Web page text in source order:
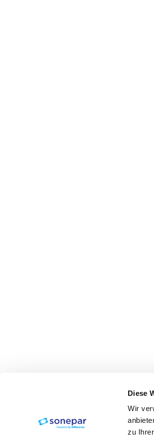
Diese
Wir
zu